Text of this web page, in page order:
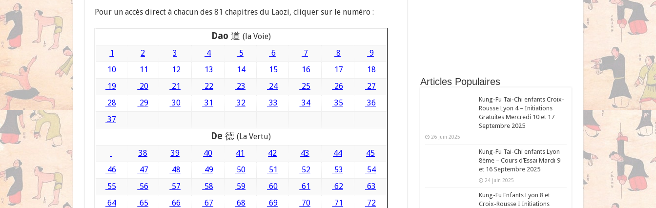
Pour un accès direct à chacun des 81 chapitres du Laozi, cliquer sur le numéro :
Dao 道 (la Voie)
1
2 3 4 5 6 7 8
9
10
11 12 13 14 15 16 17
18
19
20 21 22 23 24 25 26
27
28
29 30 31 32 33 34 35
36
37
De 德 (La Vertu)
38
39 40 41 42 43 44
45
46
47 48 49 50 51 52 53
54
55
56 57 58 59 60 61 62
63
64
65 66 67 68 69 70 71
72
Articles Populaires
Kung-Fu Tai-Chi enfants Croix-
Rousse Lyon 4 – Initiations
Gratuites Mercredi 10 et 17
Septembre 2025
26 juin 2025
Kung-Fu Tai-Chi enfants Lyon
8ème – Cours d’Essai Mardi 9
et 16 Septembre 2025
24 juin 2025
Kung-Fu Enfants Lyon 8 et
Croix-Rousse I Initiations